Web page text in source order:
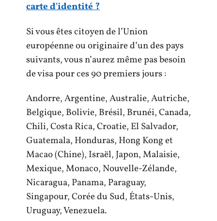
carte d'identité ?
Si vous êtes citoyen de l’Union
européenne ou originaire d’un des pays
suivants, vous n’aurez même pas besoin
de visa pour ces 90 premiers jours :
Andorre, Argentine, Australie, Autriche,
Belgique, Bolivie, Brésil, Brunéi, Canada,
Chili, Costa Rica, Croatie, El Salvador,
Guatemala, Honduras, Hong Kong et
Macao (Chine), Israël, Japon, Malaisie,
Mexique, Monaco, Nouvelle-Zélande,
Nicaragua, Panama, Paraguay,
Singapour, Corée du Sud, États-Unis,
Uruguay, Venezuela.